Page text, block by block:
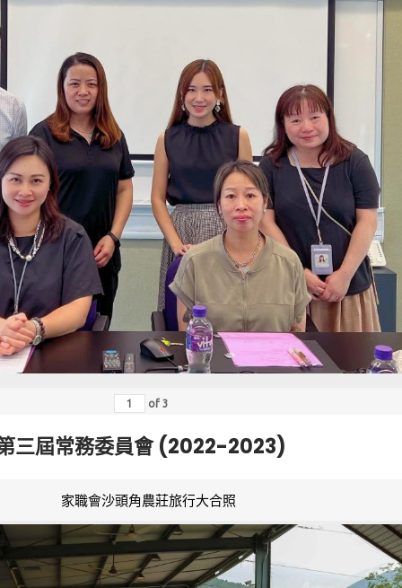
of 3
三屆常務委員會 (2022-2023)
家職會沙頭角農莊旅行大合照